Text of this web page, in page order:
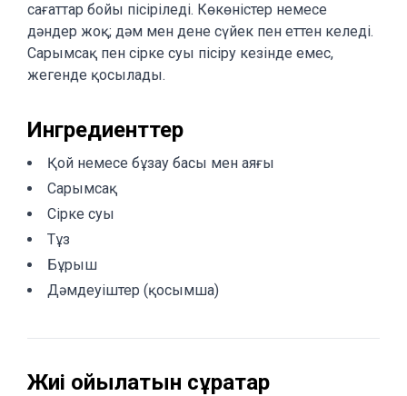
сағаттар бойы пісіріледі. Көкөністер немесе
дәндер жоқ; дәм мен дене сүйек пен еттен келеді.
Сарымсақ пен сірке суы пісіру кезінде емес,
жегенде қосылады.
Ингредиенттер
Қой немесе бұзау басы мен аяғы
Сарымсақ
Сірке суы
Тұз
Бұрыш
Дәмдеуіштер (қосымша)
Жиі қойылатын сұрақтар